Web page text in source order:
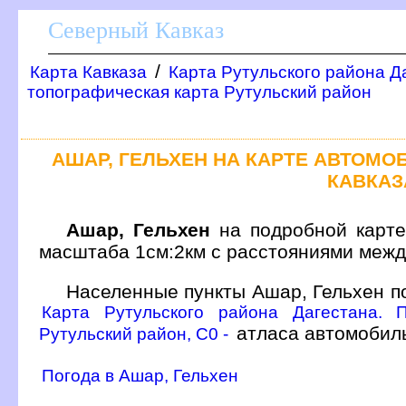
Северный Кавказ
Карта Кавказа / Карта Рутульского района
топографическая карта Рутульский район
АШАР, ГЕЛЬХЕН НА КАРТЕ
Ашар, Гельхен на подробной
масштаба 1см:2км с расстояниями
Населенные пункты Ашар, Гельхен
Карта Рутульского района Дагестана.
Рутульский район, C0 - атласа
Погода в Ашар, Гельхен